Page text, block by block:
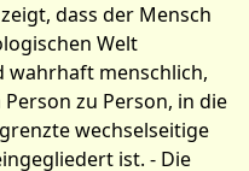
dass der Mensch
Welt
menschlich,
zu Person, in die
wechselseitige
ist. - Die